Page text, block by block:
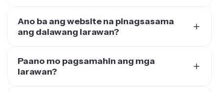
ang dalawang larawan?
kanila. Ang ganda ng online tool kumpara sa pag-
download at pagpatakbo ng editing tool sa iyong
larawan?